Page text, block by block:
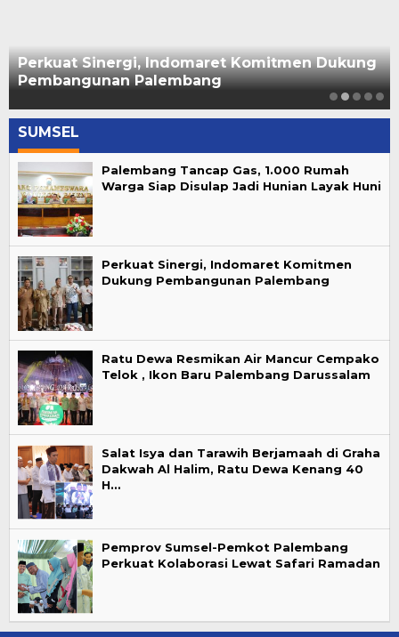
Perkuat Sinergi, Indomaret Komitmen Dukung
Pembangunan Palembang
SUMSEL
Palembang Tancap Gas, 1.000 Rumah
Warga Siap Disulap Jadi Hunian Layak Huni
Perkuat Sinergi, Indomaret Komitmen
Dukung Pembangunan Palembang
Ratu Dewa Resmikan Air Mancur Cempako
Telok , Ikon Baru Palembang Darussalam
Salat Isya dan Tarawih Berjamaah di Graha
Dakwah Al Halim, Ratu Dewa Kenang 40
H…
Pemprov Sumsel-Pemkot Palembang
Perkuat Kolaborasi Lewat Safari Ramadan